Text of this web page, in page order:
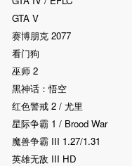
GTA V
赛博朋克 2077
看门狗
巫师 2
黑神话：悟空
红色警戒 2 / 尤里
星际争霸 1 / Brood War
魔兽争霸 III 1.27/1.31
英雄无敌 III HD